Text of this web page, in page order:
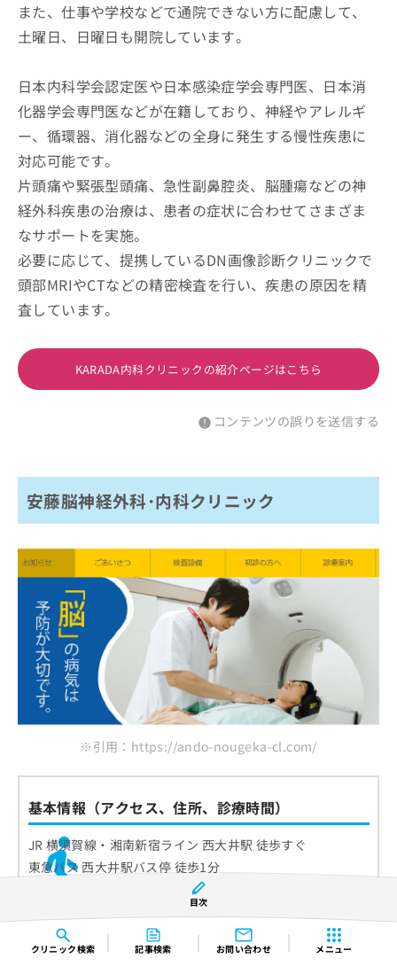
クリニック検索 記事検索 お問い合わせ メニュー
また、仕事や学校などで通院できない方に配慮して、
土曜日、日曜日も開院しています。
日本内科学会認定医や日本感染症学会専門医、日本消
化器学会専門医などが在籍しており、神経やアレルギ
ー、循環器、消化器などの全身に発生する慢性疾患に
対応可能です。
片頭痛や緊張型頭痛、急性副鼻腔炎、脳腫瘍などの神
経外科疾患の治療は、患者の症状に合わせてさまざま
なサポートを実施。
必要に応じて、提携しているDN画像診断クリニックで
頭部MRIやCTなどの精密検査を行い、疾患の原因を精
査しています。
KARADA内科クリニックの紹介ページはこちら
コンテンツの誤りを送信する
安藤脳神経外科･内科クリニック
※引用：https://ando-nougeka-cl.com/
基本情報（アクセス、住所、診療時間）
JR 横須賀線・湘南新宿ライン 西大井駅 徒歩すぐ
東急バス 西大井駅バス停 徒歩1分
東急バス 三丁目会館バス停 徒歩3分
〒140-0015 東京都品川区西大井1-1-1 Jタワー西大井 A204
目次